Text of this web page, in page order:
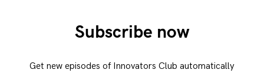
Subscribe now
Get new episodes of Innovators Club automatically